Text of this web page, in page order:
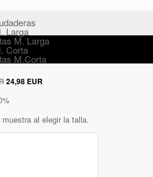
Larga
M. Larga
Corta
M.Corta
24,98 EUR
al elegir la talla.